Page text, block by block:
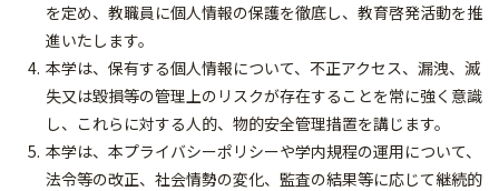
を定め、教職員に個人情報の保護を徹底し、教育啓発活動を推
進いたします。
本学は、保有する個人情報について、不正アクセス、漏洩、滅
失又は毀損等の管理上のリスクが存在することを常に強く意識
し、これらに対する人的、物的安全管理措置を講じます。
本学は、本プライバシーポリシーや学内規程の運用について、
法令等の改正、社会情勢の変化、監査の結果等に応じて継続的